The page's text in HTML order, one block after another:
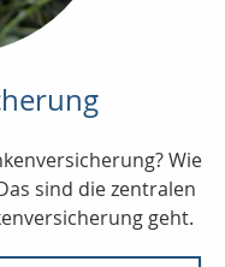
Wie
sind die zentralen
geht.